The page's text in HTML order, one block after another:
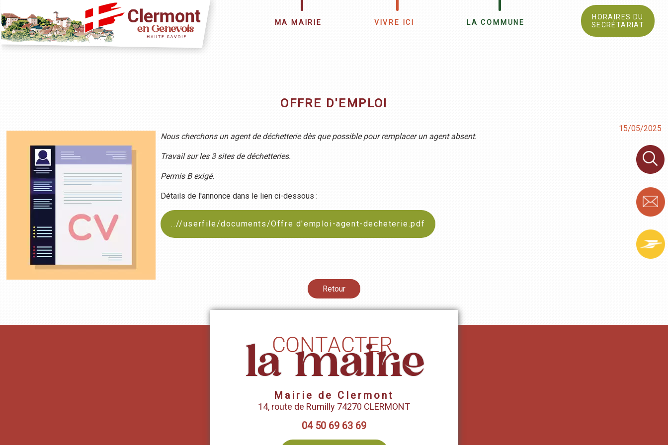
HORAIRES DU
SECRÉTARIAT
MA MAIRIE VIVRE ICI LA COMMUNE
OFFRE D'EMPLOI
15/05/2025
Nous cherchons un agent de déchetterie dès que possible pour remplacer un agent absent.
Travail sur les 3 sites de déchetteries.
Permis B exigé.
Détails de l'annonce dans le lien ci-dessous :
..//userfile/documents/Offre d'emploi-agent-decheterie.pdf
Retour
Mairie de Clermont
14, route de Rumilly 74270 CLERMONT
04 50 69 63 69